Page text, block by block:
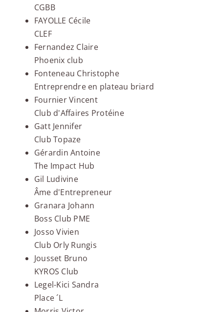
CGBB
FAYOLLE Cécile
CLEF
Fernandez Claire
Phoenix club
Fonteneau Christophe
Entreprendre en plateau briard
Fournier Vincent
Club d'Affaires Protéine
Gatt Jennifer
Club Topaze
Gérardin Antoine
The Impact Hub
Gil Ludivine
Âme d'Entrepreneur
Granara Johann
Boss Club PME
Josso Vivien
Club Orly Rungis
Jousset Bruno
KYROS Club
Legel-Kici Sandra
Place ´L